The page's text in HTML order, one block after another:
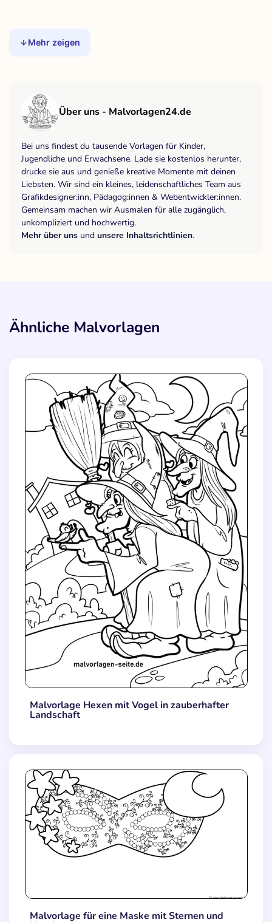
Mehr zeigen
Über uns - Malvorlagen24.de
Bei uns findest du tausende Vorlagen für Kinder,
Jugendliche und Erwachsene. Lade sie kostenlos herunter,
drucke sie aus und genieße kreative Momente mit deinen
Liebsten. Wir sind ein kleines, leidenschaftliches Team aus
Grafikdesigner:inn, Pädagog:innen & Webentwickler:innen.
Gemeinsam machen wir Ausmalen für alle zugänglich,
unkompliziert und hochwertig.
Mehr über uns und unsere Inhaltsrichtlinien.
Ähnliche Malvorlagen
Malvorlage Hexen mit Vogel in zauberhafter
Landschaft
Malvorlage für eine Maske mit Sternen und